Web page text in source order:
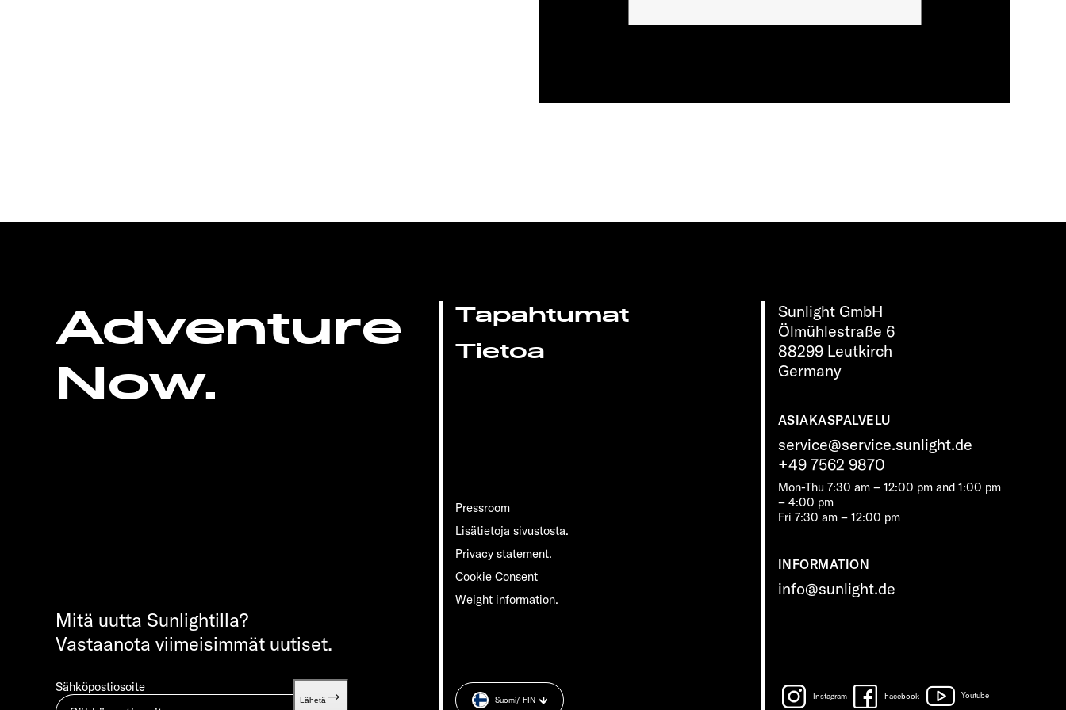
Adventure
Now.
Sunlight GmbH
Ölmühlestraße 6
88299 Leutkirch
Germany
ASIAKASPALVELU
service@service.sunlight.de
+49 7562 9870
Mon-Thu 7:30 am – 12:00 pm and 1:00 pm
– 4:00 pm
Fri 7:30 am – 12:00 pm
INFORMATION
info@sunlight.de
Tapahtumat
Tietoa
Pressroom
Lisätietoja sivustosta.
Privacy statement.
Cookie Consent
Weight information.
Mitä uutta Sunlightilla?
Vastaanota viimeisimmät uutiset.
Sähköpostiosoite
Lähetä Instagram Facebook Youtube
Suomi/ FIN